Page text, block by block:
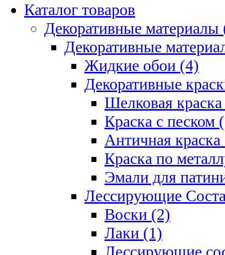
Каталог товаров
Декоративные материалы
Декоративные
Жидкие обои (4)
Декоративные
Шелковая
Краска с песком
Античная
Краска по
Эмали для
Лессирующие
Воски (2)
Лаки (1)